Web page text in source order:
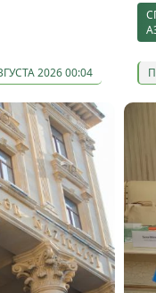
2026 00:04